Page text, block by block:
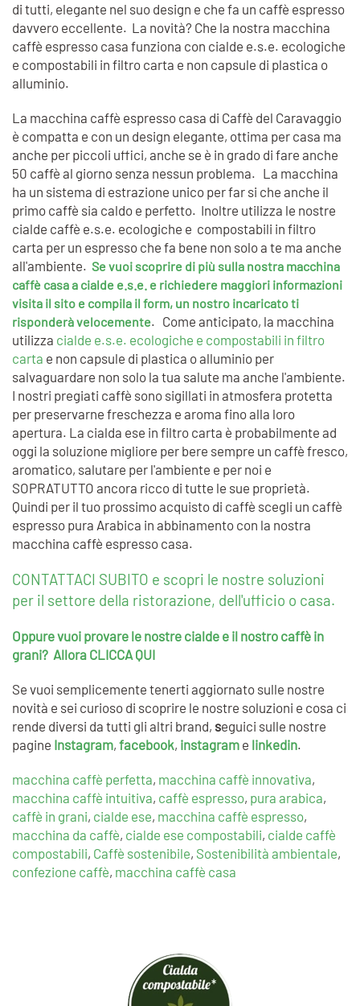
di tutti, elegante nel suo design e che fa un caffè espresso
davvero eccellente. La novità? Che la nostra macchina
caffè espresso casa funziona con cialde e.s.e. ecologiche
e compostabili in filtro carta e non capsule di plastica o
alluminio.
La macchina caffè espresso casa di Caffè del Caravaggio
è compatta e con un design elegante, ottima per casa ma
anche per piccoli uffici, anche se è in grado di fare anche
50 caffè al giorno senza nessun problema. La macchina
ha un sistema di estrazione unico per far si che anche il
primo caffè sia caldo e perfetto. Inoltre utilizza le nostre
cialde caffè e.s.e. ecologiche e compostabili in filtro
carta per un espresso che fa bene non solo a te ma anche
all'ambiente. Se vuoi scoprire di più sulla nostra macchina
caffè casa a cialde e.s.e. e richiedere maggiori informazioni
visita il sito e compila il form, un nostro incaricato ti
risponderà velocemente. Come anticipato, la macchina
utilizza cialde e.s.e. ecologiche e compostabili in filtro
carta e non capsule di plastica o alluminio per
salvaguardare non solo la tua salute ma anche l'ambiente.
I nostri pregiati caffè sono sigillati in atmosfera protetta
per preservarne freschezza e aroma fino alla loro
apertura. La cialda ese in filtro carta è probabilmente ad
oggi la soluzione migliore per bere sempre un caffè fresco,
aromatico, salutare per l'ambiente e per noi e
SOPRATUTTO ancora ricco di tutte le sue proprietà.
Quindi per il tuo prossimo acquisto di caffè scegli un caffè
espresso pura Arabica in abbinamento con la nostra
macchina caffè espresso casa.
CONTATTACI SUBITO e scopri le nostre soluzioni
per il settore della ristorazione, dell'ufficio o casa.
Oppure vuoi provare le nostre cialde e il nostro caffè in
grani? Allora CLICCA QUI
Se vuoi semplicemente tenerti aggiornato sulle nostre
novità e sei curioso di scoprire le nostre soluzioni e cosa ci
rende diversi da tutti gli altri brand, seguici sulle nostre
pagine Instagram, facebook, instagram e linkedin.
macchina caffè perfetta, macchina caffè innovativa,
macchina caffè intuitiva, caffè espresso, pura arabica,
caffè in grani, cialde ese, macchina caffè espresso,
macchina da caffè, cialde ese compostabili, cialde caffè
compostabili, Caffè sostenibile, Sostenibilità ambientale,
confezione caffè, macchina caffè casa